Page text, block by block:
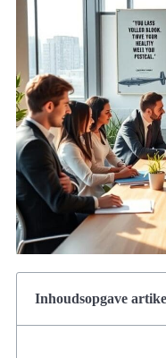
Inhoudsopgave